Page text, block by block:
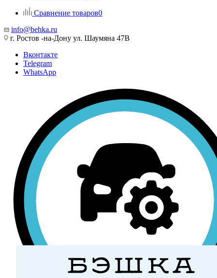
Сравнение товаров0
info@behka.ru
г. Ростов -на-Дону ул. Шаумяна 47В
Вконтакте
Telegram
WhatsApp